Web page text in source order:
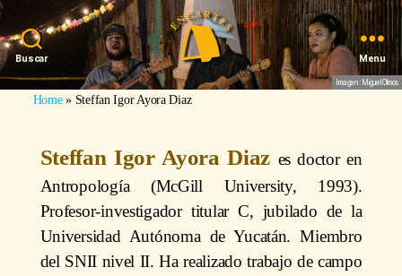
Buscar Menu
Imagen: Miguel Olmos
Home» Steffan Igor Ayora Diaz
Steffan Igor Ayora Diaz es doctor en
Antropología (McGill University, 1993).
Profesor-investigador titular C, jubilado de la
Universidad Autónoma de Yucatán. Miembro
del SNII nivel II. Ha realizado trabajo de campo